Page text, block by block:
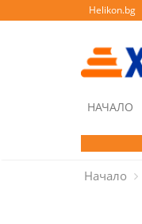
Helikon.bg
НАЧАЛО
Начало